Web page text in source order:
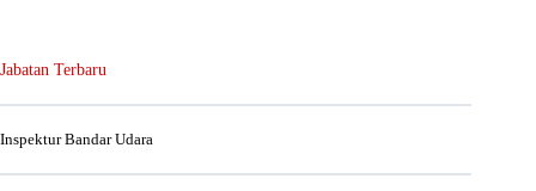
Jabatan Terbaru
Inspektur Bandar Udara